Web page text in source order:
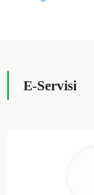
E-Servisi